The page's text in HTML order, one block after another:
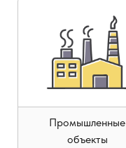
Промышленные
объекты